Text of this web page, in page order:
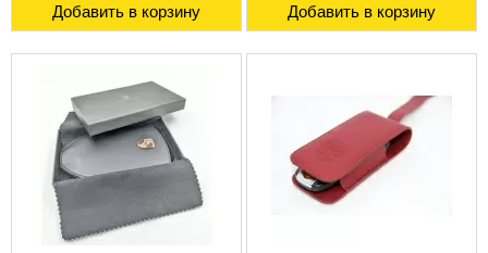
Добавить в корзину Добавить в корзину